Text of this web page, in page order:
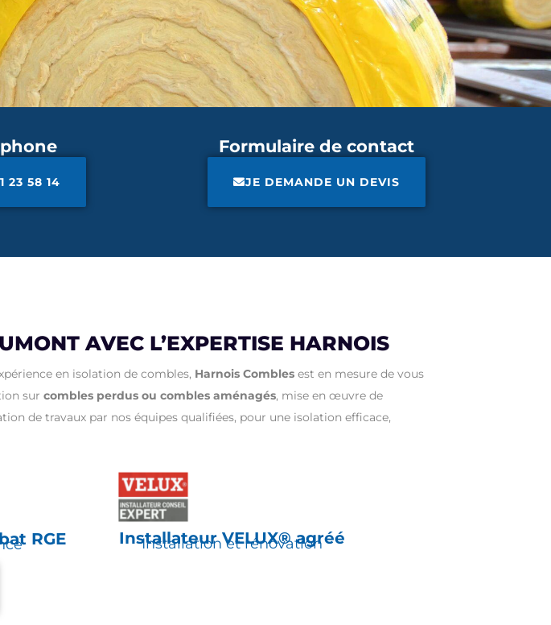
23 58 14
Formulaire de contact
JE DEMANDE UN DEVIS
AVEC L’EXPERTISE HARNOIS
en isolation de combles, Harnois Combles est en mesure de vous
sur combles perdus ou combles aménagés, mise en œuvre de
de travaux par nos équipes qualifiées, pour une isolation efficace,
RGE InstallateurVELUX® agréé
Installation et rénovation